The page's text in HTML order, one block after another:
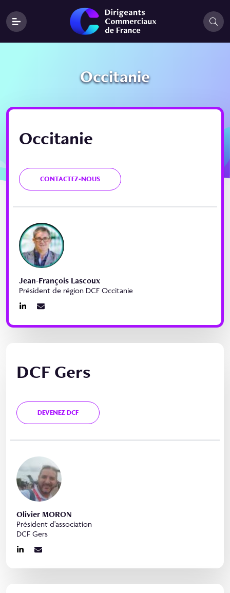
Occitanie
Occitanie
CONTACTEZ-NOUS
Jean-François Lascoux
Président de région DCF Occitanie
DCF Gers
DEVENEZ DCF
Olivier MORON
Président d'association
DCF Gers